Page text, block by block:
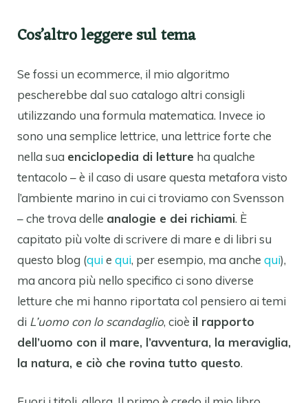
Cos’altro leggere sul tema
Se fossi un ecommerce, il mio algoritmo
pescherebbe dal suo catalogo altri consigli
utilizzando una formula matematica. Invece io
sono una semplice lettrice, una lettrice forte che
nella sua enciclopedia di letture ha qualche
tentacolo – è il caso di usare questa metafora visto
l’ambiente marino in cui ci troviamo con Svensson
– che trova delle analogie e dei richiami. È
capitato più volte di scrivere di mare e di libri su
questo blog (quie qui, per esempio, ma anche qui),
ma ancora più nello specifico ci sono diverse
letture che mi hanno riportata col pensiero ai temi
di L’uomo con lo scandaglio, cioè il rapporto
dell’uomo con il mare, l’avventura, la meraviglia,
la natura, e ciò che rovina tutto questo.